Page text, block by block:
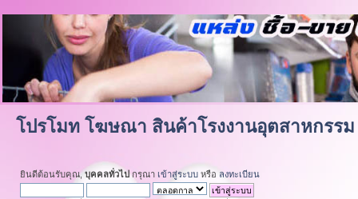
โปรโมท โฆษณา สินค้าโรงงานอุตสาหกรรม
ยินดีต้อนรับคุณ,บุคคลทั่วไปกรุณา เข้าสู่ระบบ หรือ ลงทะเบียน